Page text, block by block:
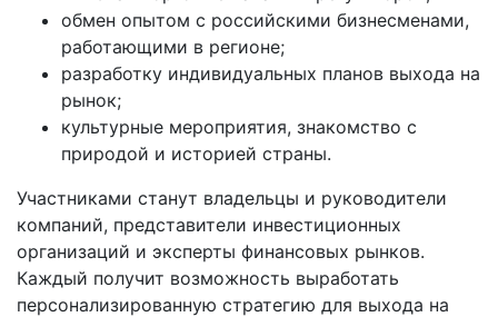
обмен опытом с российскими бизнесменами,
работающими в регионе;
разработку индивидуальных планов выхода на
рынок;
культурные мероприятия, знакомство с
природой и историей страны.
Участниками станут владельцы и руководители
компаний, представители инвестиционных
организаций и эксперты финансовых рынков.
Каждый получит возможность выработать
персонализированную стратегию для выхода на